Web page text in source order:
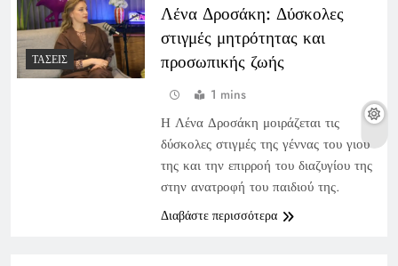
ΤΆΣΕΙΣ
Λένα Δροσάκη: Δύσκολες
στιγμές μητρότητας και
προσωπικής ζωής
1 mins
Η Λένα Δροσάκη μοιράζεται τις
δύσκολες στιγμές της γέννας του γιου
της και την επιρροή του διαζυγίου της
στην ανατροφή του παιδιού της.
Διαβάστε περισσότερα